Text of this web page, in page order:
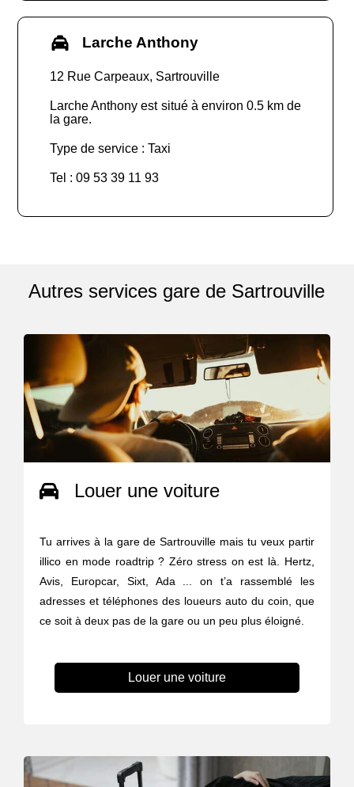
Larche Anthony
12 Rue Carpeaux, Sartrouville
Larche Anthony est situé à environ 0.5 km de
la gare.
Type de service : Taxi
Tel : 09 53 39 11 93
Autres services gare de Sartrouville
Louer une voiture
Tu arrives à la gare de Sartrouville mais tu veux partir
illico en mode roadtrip ? Zéro stress on est là. Hertz,
Avis, Europcar, Sixt, Ada ... on t’a rassemblé les
adresses et téléphones des loueurs auto du coin, que
ce soit à deux pas de la gare ou un peu plus éloigné.
Louer une voiture